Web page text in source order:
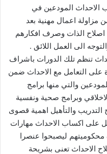
الاحداث المودعين في
مزاولة اعمال مهنية بعد
الذات وصرف افكارهم
الى العمل اللائق .
تنظم تلك الدورات باشراف
على التعامل مع الاحداث ضمن
والتي منها برامج
وبرامج صحية ونفسية
التدريب والتأهيل اهمية قصوى
على اكساب الاحداث مهارات
محكوميتهم ليصبحوا عنصرا
الاحداث تعنى بشريحة